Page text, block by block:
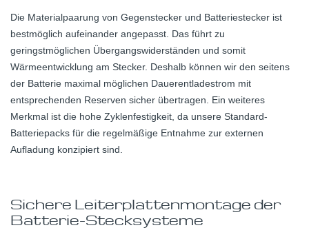
Die Materialpaarung von Gegenstecker und Batteriestecker ist
bestmöglich aufeinander angepasst. Das führt zu
geringstmöglichen Übergangswiderständen und somit
Wärmeentwicklung am Stecker. Deshalb können wir den seitens
der Batterie maximal möglichen Dauerentladestrom mit
entsprechenden Reserven sicher übertragen. Ein weiteres
Merkmal ist die hohe Zyklenfestigkeit, da unsere Standard-
Batteriepacks für die regelmäßige Entnahme zur externen
Aufladung konzipiert sind.
Sichere Leiterplattenmontage der
Batterie-Stecksysteme